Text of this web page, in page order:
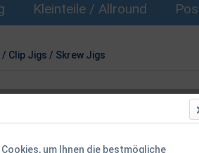
Kleinteile / Allround
Clip Jigs / Skrew Jigs
Balzer
4g
um Ihnen die bestmögliche